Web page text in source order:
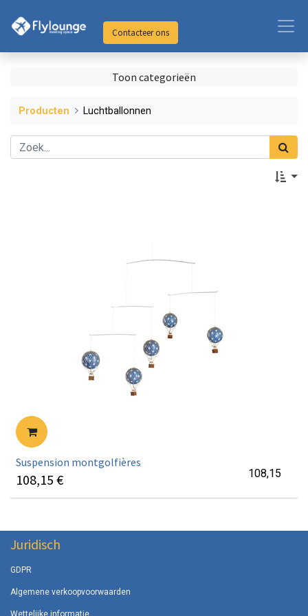
Contacteer ons
Toon categorieën
Producten Luchtballonnen
Suspension montgolfières
108,15 € 108,15
Juridisch
GDPR
Algemene verkoopvoorwaarden
Wettelijke informatie